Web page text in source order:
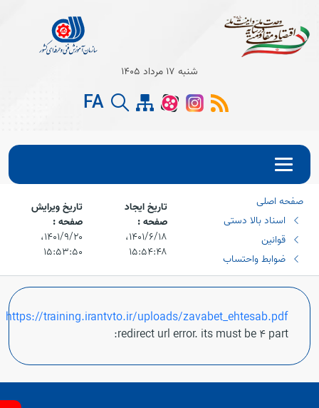
شنبه 17 مرداد 1405
FA
صفحه اصلی
اسناد بالا دستی
قوانین
ضوابط واحتساب
تاریخ ایجاد
صفحه :
۱۴۰۱/۶/۱۸،‏
۱۵:۵۴:۴۸
تاریخ ویرایش
صفحه :
۱۴۰۱/۹/۲۰،‏
۱۵:۵۳:۵۰
https://training.irantvto.ir/uploads/zavabet_ehtesab.pdf
redirect url error. its must be 4 part: